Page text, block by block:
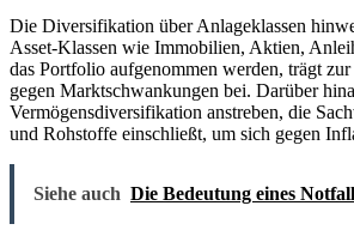
Die Diversifikation über Anlageklassen
Asset-Klassen wie Immobilien, Aktien,
das Portfolio aufgenommen werden, trägt
gegen Marktschwankungen bei. Darüber
Vermögensdiversifikation anstreben, die
und Rohstoffe einschließt, um sich gegen
Siehe auch Die Bedeutung eines